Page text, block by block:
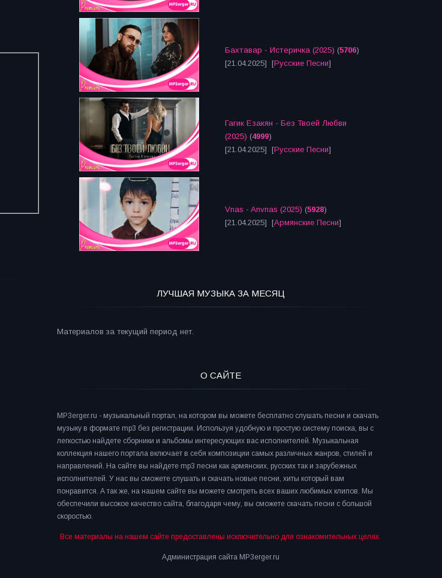
Бахтавар - Истеричка (2025) (5706)
[21.04.2025] [Русские Песни]
Гагик Езакян - Без Твоей Любви
(2025) (4999)
[21.04.2025] [Русские Песни]
Vnas - Anvnas (2025) (5928)
[21.04.2025] [Армянские Песни]
ЛУЧШАЯ МУЗЫКА ЗА МЕСЯЦ
Материалов за текущий период нет.
О САЙТЕ
MP3erger.ru - музыкальный портал, на котором вы можете бесплатно слушать песни и скачать
музыку в формате mp3 без регистрации. Используя удобную и простую систему поиска, вы с
легкостью найдете сборники и альбомы интересующих вас исполнителей. Музыкальная
коллекция нашего портала включает в себя композиции самых различных жанров, стилей и
направлений. На сайте вы найдете mp3 песни как армянских, русских так и зарубежных
исполнителей. У нас вы сможете слушать и скачать новые песни, хиты который вам
понравится. А так же, на нашем сайте вы можете смотреть всех ваших любимых клипов. Мы
обеспечили высокое качество сайта, благодаря чему, вы сможете скачать песни с большой
скоростью.
Все материалы на нашем сайте предоставлены исключительно для ознакомительных целях.
Администрация сайта MP3erger.ru